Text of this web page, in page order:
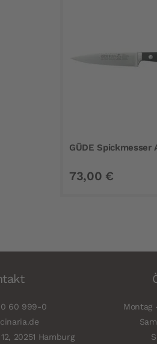
GÜDE Spickmesser
73,00 €
60 999-0
20251 Hamburg
Montag